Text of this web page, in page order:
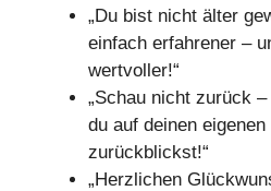
„Du bist nicht älter
einfach erfahrener –
wertvoller!“
„Schau nicht zurück
du auf deinen
zurückblickst!“
„Herzlichen